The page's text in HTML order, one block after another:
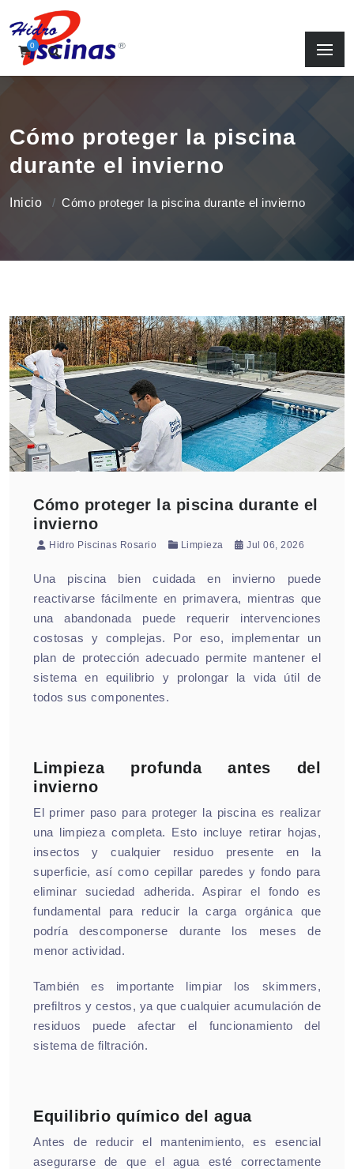
0
Cómo proteger la piscina
durante el invierno
Inicio Cómo proteger la piscina durante el invierno
Cómo proteger la piscina durante el
invierno
Hidro Piscinas Rosario Limpieza Jul 06, 2026
Una piscina bien cuidada en invierno puede
reactivarse fácilmente en primavera, mientras que
una abandonada puede requerir intervenciones
costosas y complejas. Por eso, implementar un
plan de protección adecuado permite mantener el
sistema en equilibrio y prolongar la vida útil de
todos sus componentes.
Limpieza profunda antes del
invierno
El primer paso para proteger la piscina es realizar
una limpieza completa. Esto incluye retirar hojas,
insectos y cualquier residuo presente en la
superficie, así como cepillar paredes y fondo para
eliminar suciedad adherida. Aspirar el fondo es
fundamental para reducir la carga orgánica que
podría descomponerse durante los meses de
menor actividad.
También es importante limpiar los skimmers,
prefiltros y cestos, ya que cualquier acumulación de
residuos puede afectar el funcionamiento del
sistema de filtración.
Equilibrio químico del agua
Antes de reducir el mantenimiento, es esencial
asegurarse de que el agua esté correctamente